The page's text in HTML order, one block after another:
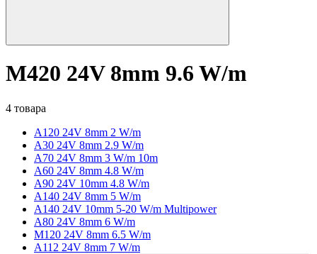
M420 24V 8mm 9.6 W/m
4 товара
A120 24V 8mm 2 W/m
A30 24V 8mm 2.9 W/m
A70 24V 8mm 3 W/m 10m
A60 24V 8mm 4.8 W/m
A90 24V 10mm 4.8 W/m
A140 24V 8mm 5 W/m
A140 24V 10mm 5-20 W/m Multipower
A80 24V 8mm 6 W/m
M120 24V 8mm 6.5 W/m
A112 24V 8mm 7 W/m